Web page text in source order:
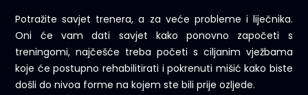
Potražite savjet trenera, a za veće probleme i liječnika.
Oni će vam dati savjet kako ponovno započeti s
treningomi, najčešće treba početi s ciljanim vježbama
koje će postupno rehabilitirati i pokrenuti mišić kako biste
došli do nivoa forme na kojem ste bili prije ozljede.